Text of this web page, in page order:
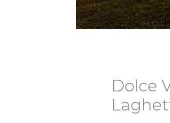
Dolce